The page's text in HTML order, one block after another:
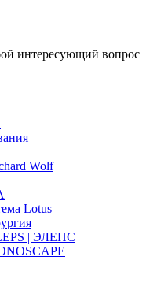
интересующий вопрос
Wolf
Lotus
| ЭЛЕПС